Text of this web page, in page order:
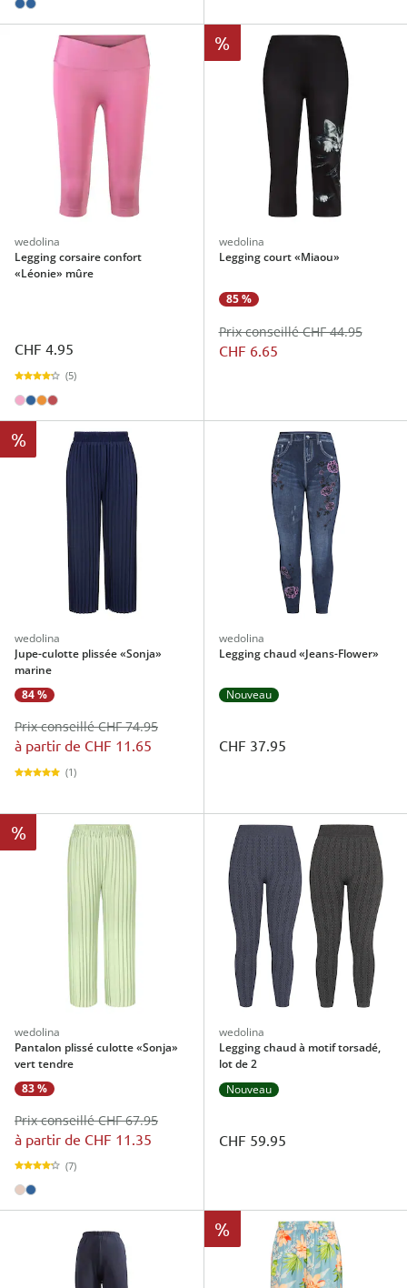
wedolina
Legging corsaire confort
«Léonie» mûre
CHF 4.95
(5)
%
wedolina
Legging court «Miaou»
85 %
CHF 6.65
Prix conseillé CHF 44.95
%
wedolina
Jupe-culotte plissée «Sonja»
marine
84 %
à partir de CHF 11.65
Prix conseillé CHF 74.95
(1)
wedolina
Legging chaud «Jeans-Flower»
Nouveau
CHF 37.95
%
wedolina
Pantalon plissé culotte «Sonja»
vert tendre
83 %
à partir de CHF 11.35
Prix conseillé CHF 67.95
(7)
wedolina
Legging chaud à motif torsadé,
lot de 2
Nouveau
CHF 59.95
%